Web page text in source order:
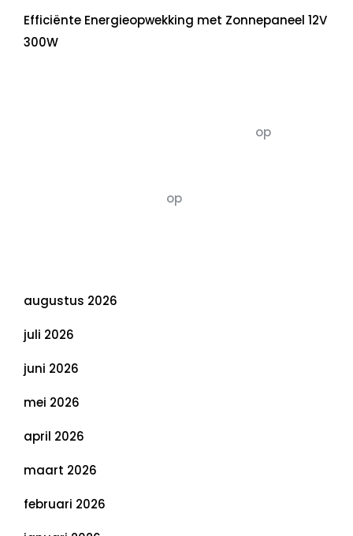
Efficiënte Energieopwekking met Zonnepaneel 12V
300W
op
op
augustus 2026
juli 2026
juni 2026
mei 2026
april 2026
maart 2026
februari 2026